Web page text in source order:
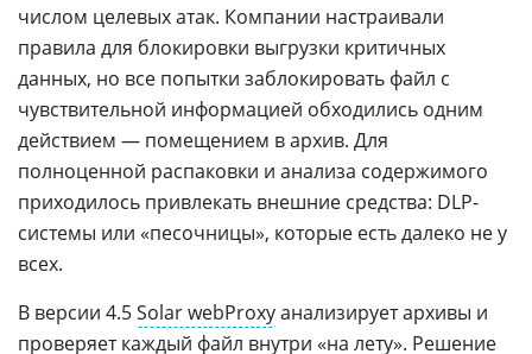
числом целевых атак. Компании настраивали
правила для блокировки выгрузки критичных
данных, но все попытки заблокировать файл с
чувствительной информацией обходились одним
действием — помещением в архив. Для
полноценной распаковки и анализа содержимого
приходилось привлекать внешние средства: DLP-
системы или «песочницы», которые есть далеко не у
всех.
В версии 4.5Solar webProxyанализирует архивы и
проверяет каждый файл внутри «на лету». Решение